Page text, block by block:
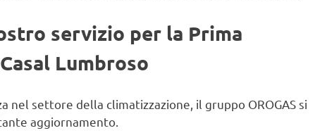
servizio per la Prima
Lumbroso
nel settore della climatizzazione, il gruppo OROGAS si
aggiornamento.